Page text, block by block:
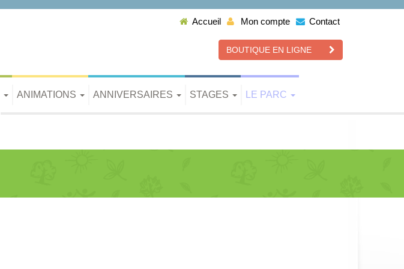
Accueil Mon compte Contact
BOUTIQUE EN LIGNE
ANIMATIONS ANNIVERSAIRES STAGES LE PARC